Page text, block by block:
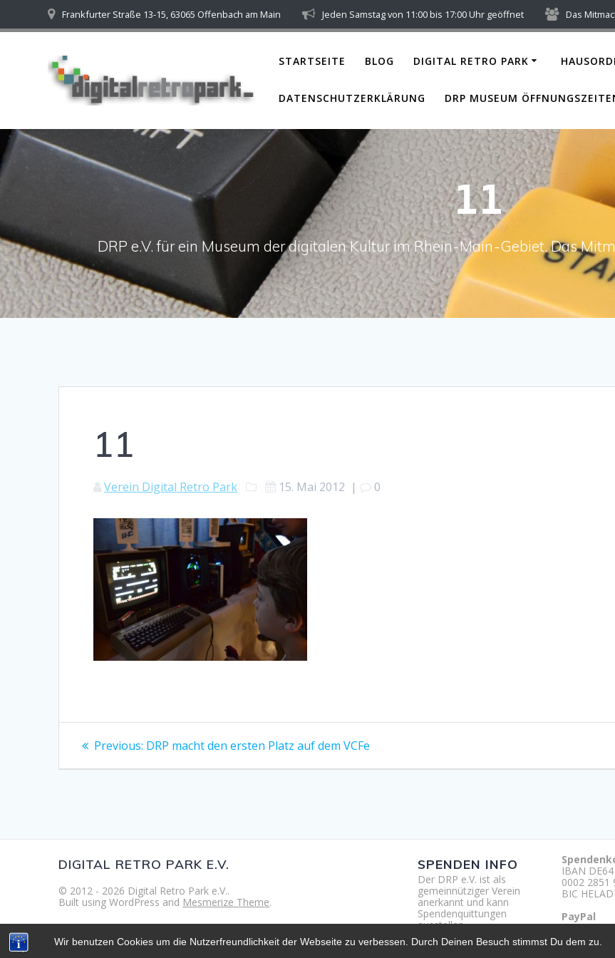
Wir benutzen Cookies um die Nutzerfreundlichkeit der Webseite zu verbessen. Durch Deinen Besuch stimmst Du dem zu.
to
Frankfurter Straße 13-15, 63065 Offenbach am Main Jeden Samstag von 11:00 bis 17:00 Uhr geöffnet Das
STARTSEITE BLOG DIGITAL RETRO PARK
DATENSCHUTZERKLÄRUNG DRP MUSEUM
11
DRP e.V. für ein Museum der digitalen Kultur im Rhein-Main-Gebiet. Das
11
Verein Digital Retro Park 15. Mai 2012 | 0
Beitragsnavigation
Previous: Previous
DRP macht den ersten Platz auf dem VCFe
DIGITAL RETRO PARK E.V.
© 2012 - 2026 Digital Retro Park e.V..
Built using WordPress and Mesmerize Theme.
SPENDEN INFO
Der DRP e.V. ist als
gemeinnütziger Verein
anerkannt und kann
Spendenquittungen
ausstellen.
IBAN
0002 2851
BIC
PayPal
http://
um